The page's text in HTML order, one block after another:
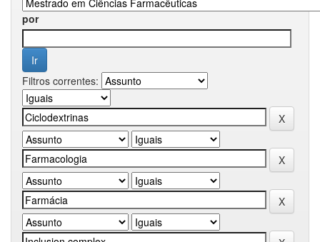
por
Filtros correntes: